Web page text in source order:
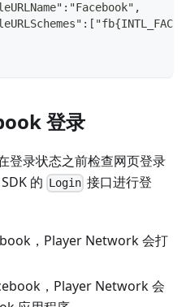
登录
登录状态之前检查网页登录
的 Login 接口进行登
，Player Network 会打
，Player Network 会